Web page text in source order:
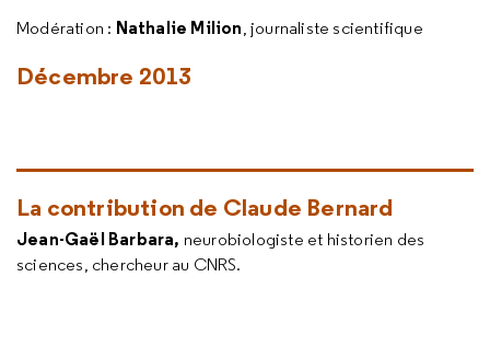
Modération : Nathalie Milion, journaliste scientifique
Décembre 2013
La contribution de Claude Bernard
Jean-Gaël Barbara, neurobiologiste et historien des
sciences, chercheur au CNRS.